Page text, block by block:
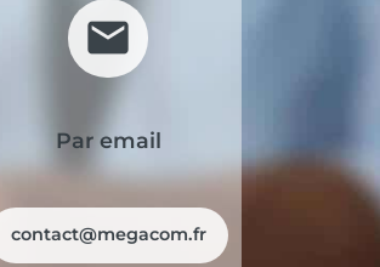
mail
Par email
contact@megacom.fr